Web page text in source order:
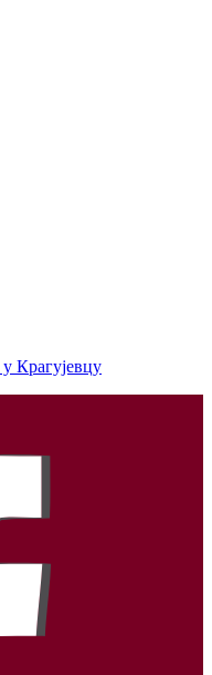
Крагујевцу